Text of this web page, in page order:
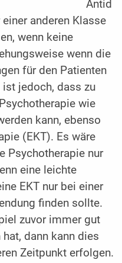
Antid
anderen Klasse
wenn keine
wenn die
für den Patienten
jedoch, dass zu
wie
kann, ebenso
(EKT). Es wäre
Psychotherapie nur
eine leichte
EKT nur bei einer
finden sollte.
zuvor immer gut
dann kann dies
Zeitpunkt erfolgen.